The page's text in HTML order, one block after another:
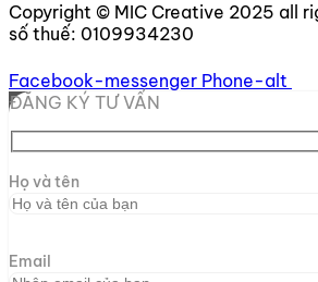
Copyright © MIC Creative 2025 all
số thuế: 0109934230
Facebook-messenger Phone-alt
ĐĂNG KÝ TƯ VẤN
Họ và tên
Email